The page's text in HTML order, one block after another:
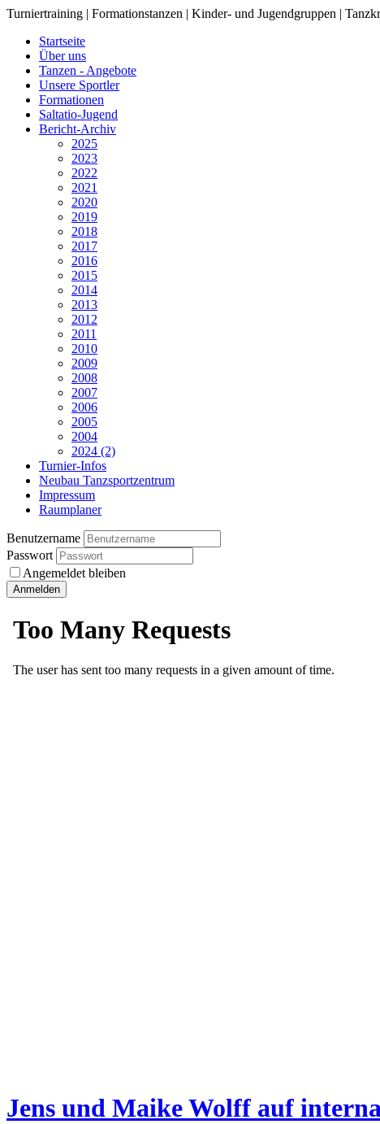
Turniertraining | Formationstanzen | Kinder- und Jugendgruppen |
Startseite
Über uns
Tanzen - Angebote
Unsere Sportler
Formationen
Saltatio-Jugend
Bericht-Archiv
2025
2023
2022
2021
2020
2019
2018
2017
2016
2015
2014
2013
2012
2011
2010
2009
2008
2007
2006
2005
2004
2024 (2)
Turnier-Infos
Neubau Tanzsportzentrum
Impressum
Raumplaner
Benutzername
Passwort
Angemeldet bleiben
Jens und Maike Wolff auf